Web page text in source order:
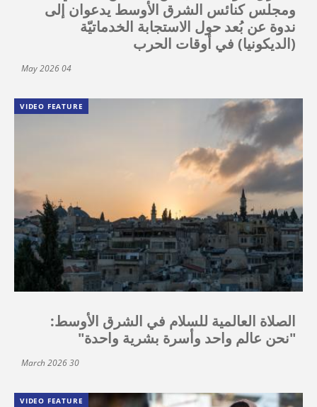
ومجلس كنائس الشرق الأوسط يدعوان إلى
ندوة عن بُعد حول الاستجابة الخدماتيّة
(الديكونيا) في أوقات الحرب
04 May 2026
VIDEO FEATURE
الصلاة العالمية للسلام في الشرق الأوسط:
"نحن عالم واحد وأسرة بشرية واحدة"
30 March 2026
VIDEO FEATURE